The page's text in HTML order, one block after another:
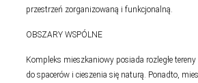
przestrzeń zorganizowaną i funkcjonalną.
OBSZARY WSPÓLNE
Kompleks mieszkaniowy posiada rozległe tereny
do spacerów i cieszenia się naturą. Ponadto,